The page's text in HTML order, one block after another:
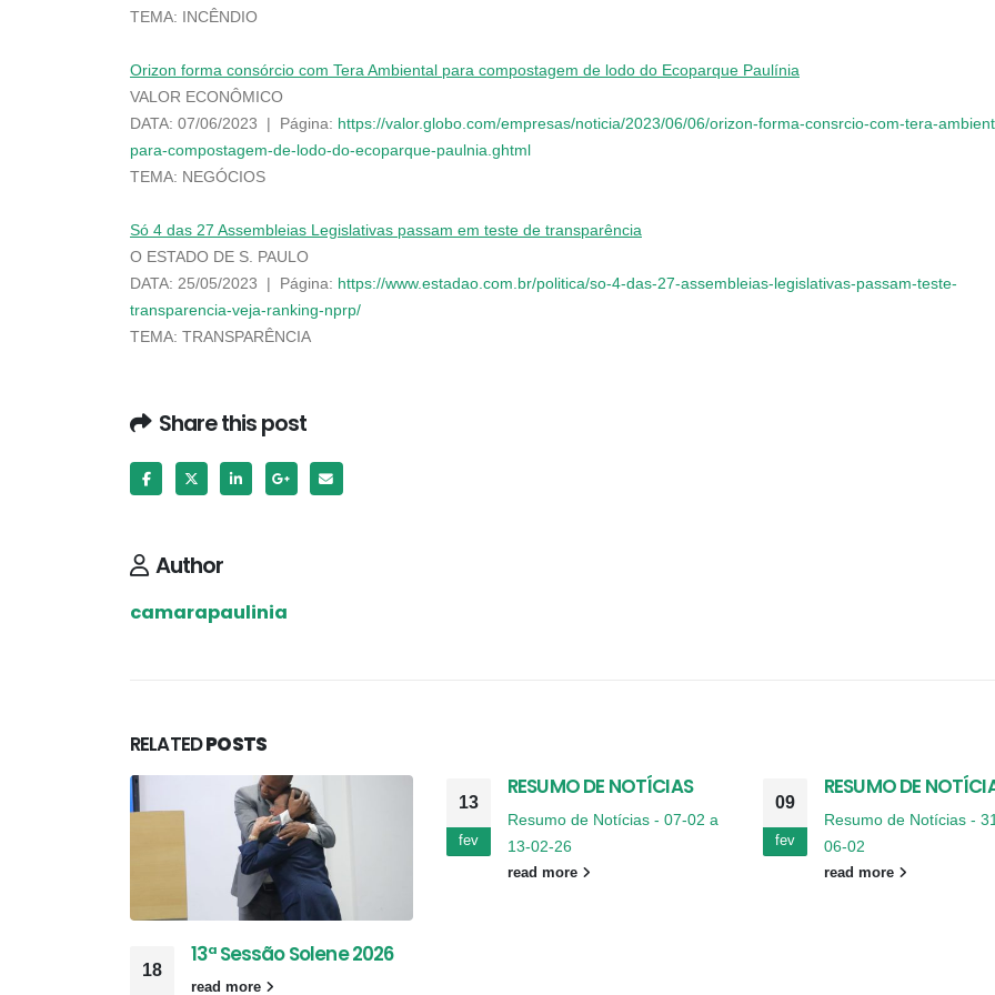
TEMA: INCÊNDIO
Orizon forma consórcio com Tera Ambiental para compostagem de lodo do Ecoparque Paulínia
VALOR ECONÔMICO
DATA: 07/06/2023 | Página: https://valor.globo.com/empresas/noticia/2023/06/06/orizon-forma-consrcio-com-tera-
para-compostagem-de-lodo-do-ecoparque-paulnia.ghtml
TEMA: NEGÓCIOS
Só 4 das 27 Assembleias Legislativas passam em teste de transparência
O ESTADO DE S. PAULO
DATA: 25/05/2023 | Página: https://www.estadao.com.br/politica/so-4-das-27-assembleias-legislativas-passam-teste-
transparencia-veja-ranking-nprp/
TEMA: TRANSPARÊNCIA
Share this post
Author
camarapaulinia
RELATEDPOSTS
18
13ª Sessão Solene 2026
read more
13
fev
RESUMO DE NOTÍCIAS
Resumo de Notícias - 07-02 a
13-02-26
read more
09
fev
RESUMO DE
Resumo de Notícias -
06-02
read more